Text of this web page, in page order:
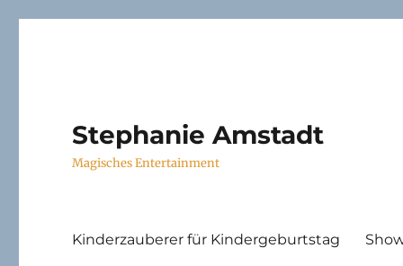
Stephanie Amstadt
Magisches Entertainment
Kinderzauberer für Kindergeburtstag